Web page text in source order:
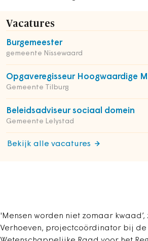
Vacatures
Burgemeester
gemeente Nissewaard
Opgaveregisseur Hoogwaardige
Gemeente Tilburg
Beleidsadviseur sociaal domein
Gemeente Lelystad
Bekijk alle vacatures
'Mensen worden niet zomaar kwaad’,
Verhoeven, projectcoördinator bij de